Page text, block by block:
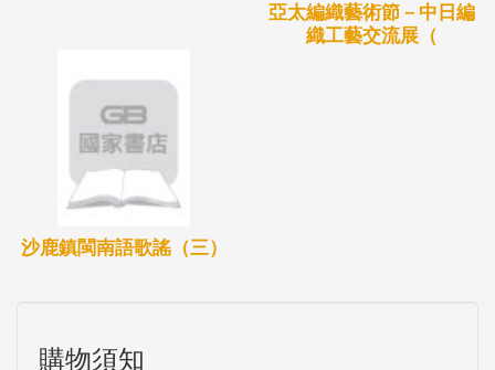
亞太編織藝術節－中日編
織工藝交流展（
沙鹿鎮閩南語歌謠（三）
購物須知